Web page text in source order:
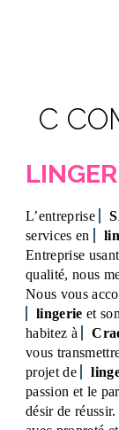
C
L’entreprise
services en
Entreprise
qualité, nous
Nous vous
lingerie et
habitez à
vous
projet de
passion et le
désir de